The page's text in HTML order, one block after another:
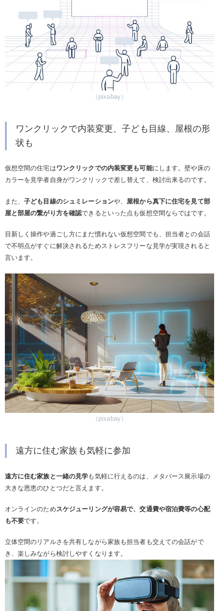
（pixabay）
ワンクリックで内装変更、子ども目線、屋根の形
状も
仮想空間の住宅はワンクリックでの内装変更も可能にします。壁や床の
カラーを見学者自身がワンクリックで差し替えて、検討出来るのです。
また、子ども目線のシュミレーションや、 屋根から真下に住宅を見て部
屋と部屋の繋がり方を確認できるといった点も仮想空間ならではです。
目新しく操作や過ごし方にまだ慣れない仮想空間でも、担当者との会話
で不明点がすぐに解決されるためストレスフリーな見学が実現されると
言います。
（pixabay）
遠方に住む家族も気軽に参加
遠方に住む家族と一緒の見学も気軽に行えるのは、メタバース展示場の
大きな恩恵のひとつだと言えます。
オンラインのためスケジューリングが容易で、交通費や宿泊費等の心配
も不要です。
立体空間のリアルさを共有しながら家族も担当者も交えての会話がで
き、楽しみながら検討しやすくなります。